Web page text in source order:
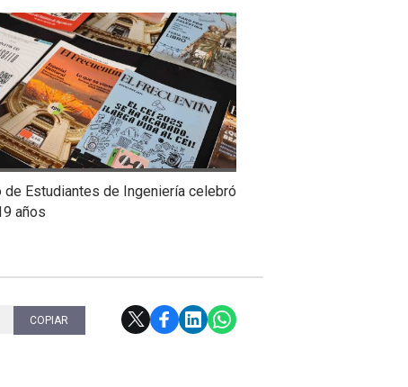
de Estudiantes de Ingeniería celebró
años
COPIAR